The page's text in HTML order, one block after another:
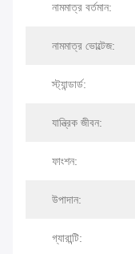
নামমাত্র বর্তমান:
নামমাত্র ভোল্টেজ:
স্ট্যান্ডার্ড:
যান্ত্রিক জীবন:
ফাংশন:
উপাদান:
গ্যারান্টি: